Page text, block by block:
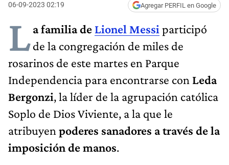
06-09-2023 02:19 Agregar PERFIL en Google
La familia de Lionel Messi participó
de la congregación de miles de
rosarinos de este martes en Parque
Independencia para encontrarse con Leda
Bergonzi, la líder de la agrupación católica
Soplo de Dios Viviente, a la que le
atribuyen poderes sanadores a través de la
imposición de manos.